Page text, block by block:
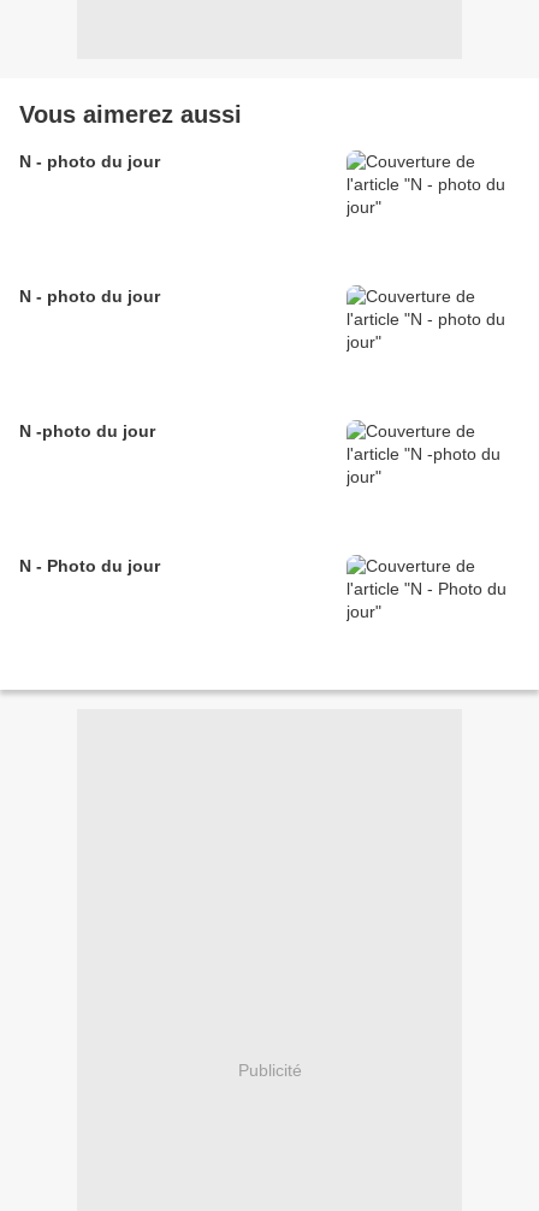
Vous aimerez aussi
N - photo du jour
N - photo du jour
N -photo du jour
N - Photo du jour
Publicité